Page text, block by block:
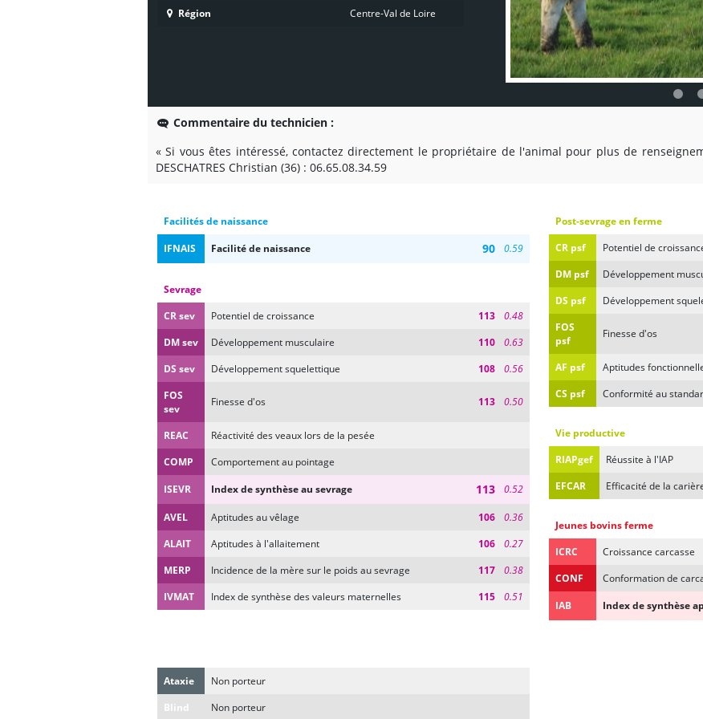
Région
Centre-Val de Loire
Commentaire du technicien :
« Si vous êtes intéressé, contactez directement le propriétaire de l'animal pour plus de
DESCHATRES Christian (36) : 06.65.08.34.59
Facilités de naissance
IFNAIS
Facilité de naissance 90 0.59
Sevrage
CR sev
Potentiel de croissance 113
0.48
DM sev
Développement musculaire 110
0.63
DS sev
Développement squelettique 108
0.56
FOS
sev
Finesse d'os 113 0.50
REAC
Réactivité des veaux lors de la pesée
COMP
Comportement au pointage
ISEVR
Index de synthèse au sevrage 113 0.52
AVEL Aptitudes au vêlage 106
0.36
ALAIT
Aptitudes à l'allaitement 106
0.27
MERP
Incidence de la mère sur le poids au sevrage 117
0.38
IVMAT
Index de synthèse des valeurs maternelles 115 0.51
Post-sevrage en ferme
CR psf
Potentiel de
DM psf
Développement
DS psf
Développement
FOS
psf
Finesse d'os
AF psf
Aptitudes
CS psf
Conformité au
Vie productive
RIAPgef
Réussite à l'IAP
EFCAR
Efficacité de la
Jeunes bovins ferme
ICRC
Croissance carcasse
CONF
Conformation de
IAB
Index de synthèse
Ataxie
Non porteur
Blind
Non porteur